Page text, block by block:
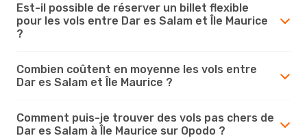
Est-il possible de réserver un billet flexible
pour les vols entre Dar es Salam et Île Maurice
?
Combien coûtent en moyenne les vols entre
Dar es Salam et Île Maurice ?
Comment puis-je trouver des vols pas chers de
Dar es Salam à Île Maurice sur Opodo ?